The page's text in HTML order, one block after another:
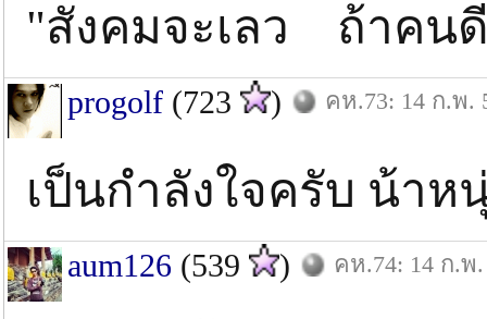
"สังคมจะเลว ถ้าคน
progolf (723 ) คห.73: 14 ก.พ.
เป็นกำลังใจครับ น้าห
aum126 (539 ) คห.74: 14 ก.พ.